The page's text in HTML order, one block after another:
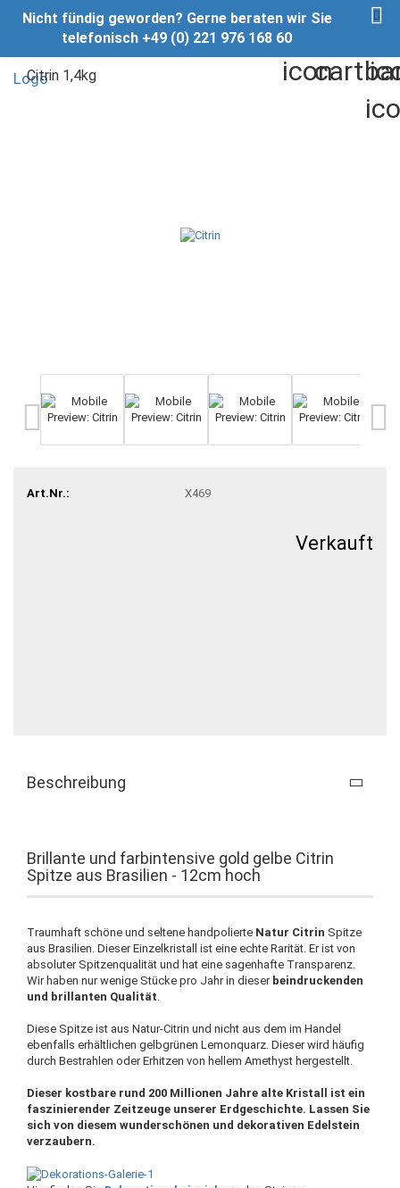
Nicht fündig geworden? Gerne beraten wir Sie
telefonisch +49 (0) 221 976 168 60
Citrin 1,4kg
Art.Nr.: X469
Verkauft
Beschreibung
Brillante und farbintensive gold gelbe Citrin
Spitze aus Brasilien - 12cm hoch
Traumhaft schöne und seltene handpolierte Natur Citrin Spitze
aus Brasilien. Dieser Einzelkristall ist eine echte Rarität. Er ist von
absoluter Spitzenqualität und hat eine sagenhafte Transparenz.
Wir haben nur wenige Stücke pro Jahr in dieser beindruckenden
und brillanten Qualität.
Diese Spitze ist aus Natur-Citrin und nicht aus dem im Handel
ebenfalls erhältlichen gelbgrünen Lemonquarz. Dieser wird häufig
durch Bestrahlen oder Erhitzen von hellem Amethyst hergestellt.
Dieser kostbare rund 200 Millionen Jahre alte Kristall ist ein
faszinierender Zeitzeuge unserer Erdgeschichte. Lassen Sie
sich von diesem wunderschönen und dekorativen Edelstein
verzaubern.